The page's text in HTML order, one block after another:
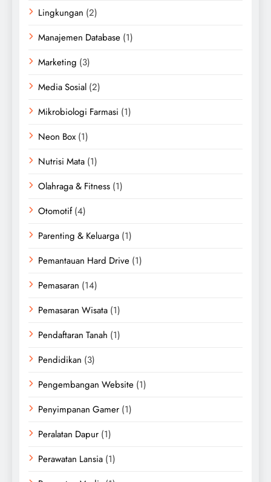
Lingkungan (2)
Manajemen Database (1)
Marketing (3)
Media Sosial (2)
Mikrobiologi Farmasi (1)
Neon Box (1)
Nutrisi Mata (1)
Olahraga & Fitness (1)
Otomotif(4)
Parenting & Keluarga (1)
Pemantauan Hard Drive (1)
Pemasaran (14)
Pemasaran Wisata (1)
Pendaftaran Tanah (1)
Pendidikan (3)
Pengembangan Website (1)
Penyimpanan Gamer (1)
Peralatan Dapur (1)
Perawatan Lansia (1)